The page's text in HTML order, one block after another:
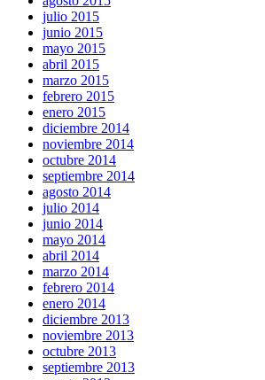
julio 2015
junio 2015
mayo 2015
abril 2015
marzo 2015
febrero 2015
enero 2015
diciembre 2014
noviembre 2014
octubre 2014
septiembre 2014
agosto 2014
julio 2014
junio 2014
mayo 2014
abril 2014
marzo 2014
febrero 2014
enero 2014
diciembre 2013
noviembre 2013
octubre 2013
septiembre 2013